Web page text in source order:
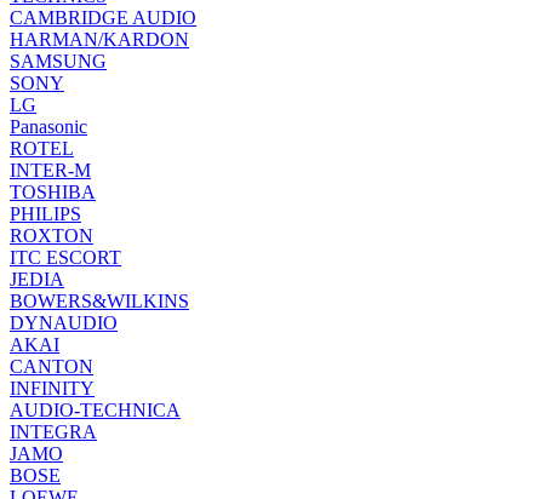
CAMBRIDGE AUDIO
HARMAN/KARDON
SAMSUNG
SONY
LG
Panasonic
ROTEL
INTER-M
TOSHIBA
PHILIPS
ROXTON
ITC ESCORT
JEDIA
BOWERS&WILKINS
DYNAUDIO
AKAI
CANTON
INFINITY
AUDIO-TECHNICA
INTEGRA
JAMO
BOSE